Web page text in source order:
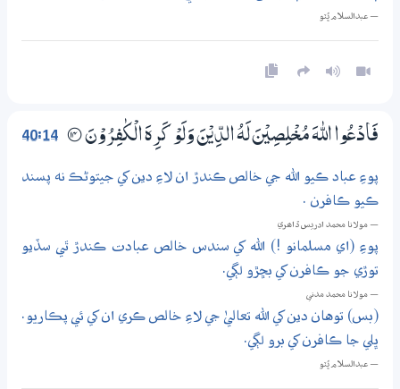
— عبدالسلام ڀُٽو
40:14 فَادْعُوا اللّٰهَ مُـخْلِصِيْنَ لَهُ الدِّيْنَ وَلَوْ كَرِهَ الْكٰفِرُوْنَ ؀14
پوءِ عباد ڪيو الله جي خالص ڪندڙ ان لاءِ دين کي جيتوڻڪ نه پسند
ڪيو ڪافرن .
— مولانا محمد ادريس ڏاھري
پوءِ (اي مسلمانو !) الله کي سندس خالص عبادت ڪندڙ ٿي سڏيو
توڙي جو ڪافرن کي بڇڙو لڳي.
— مولانا محمد مدني
(بس) توهان دين کي الله تعاليٰ جي لاءِ خالص ڪري ان کي ئي پڪاريو.
ڀلي جا ڪافرن کي برو لڳي.
— عبدالسلام ڀُٽو